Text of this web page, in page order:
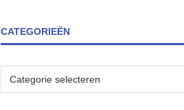
CATEGORIEËN